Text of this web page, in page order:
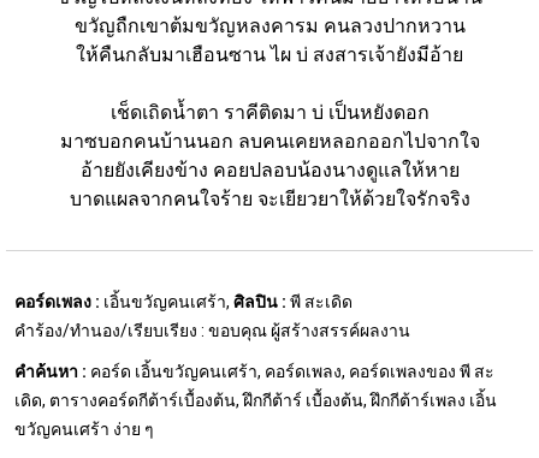
ขวัญถืกเขาต้มขวัญหลงคารม คนลวงปากหวาน
ให้คืนกลับมาเฮือนซาน ไผ บ่ สงสารเจ้ายังมีอ้าย
เช็ดเถิดน้ำตา ราคีติดมา บ่ เป็นหยังดอก
มาซบอกคนบ้านนอก ลบคนเคยหลอกออกไปจากใจ
อ้ายยังเคียงข้าง คอยปลอบน้องนางดูแลให้หาย
บาดแผลจากคนใจร้าย จะเยียวยาให้ด้วยใจรักจริง
คอร์ดเพลง : เอิ้นขวัญคนเศร้า, ศิลปิน : พี สะเดิด
คำร้อง/ทำนอง/เรียบเรียง : ขอบคุณ ผู้สร้างสรรค์ผลงาน
คำค้นหา : คอร์ด เอิ้นขวัญคนเศร้า, คอร์ดเพลง, คอร์ดเพลงของ พี สะ
เดิด, ตารางคอร์ดกีต้าร์เบื้องต้น, ฝึกกีต้าร์ เบื้องต้น, ฝึกกีต้าร์เพลง เอิ้น
ขวัญคนเศร้า ง่าย ๆ